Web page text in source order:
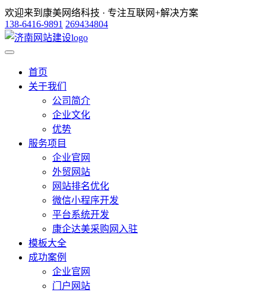
欢迎来到康美网络科技 · 专注互联网+解决方案
138-6416-9891 269434804
首页
关于我们
公司简介
企业文化
优势
服务项目
企业官网
外贸网站
网站排名优化
微信小程序开发
平台系统开发
康企达美采购网入驻
模板大全
成功案例
企业官网
门户网站